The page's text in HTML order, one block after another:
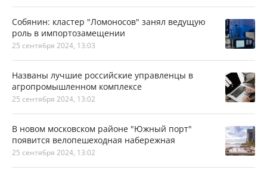
Собянин: кластер "Ломоносов" занял ведущую
роль в импортозамещении
25 сентября 2024, 13:03
Названы лучшие российские управленцы в
агропромышленном комплексе
25 сентября 2024, 13:02
В новом московском районе "Южный порт"
появится велопешеходная набережная
25 сентября 2024, 13:02